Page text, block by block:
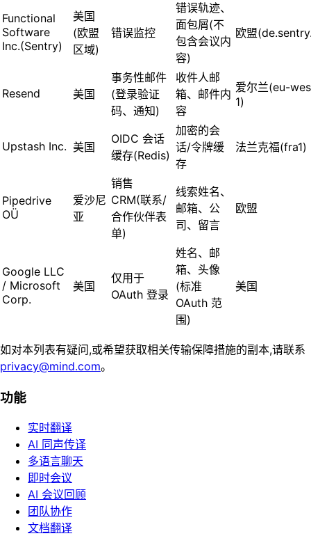
Functional
Software
Inc.(Sentry)
美国
(欧盟
区域)
错误监控
错误轨迹、
面包屑(不
包含会议内
容)
欧盟
Resend 美国
事务性邮件
(登录验证
码、通知)
收件人邮
箱、邮件内
容
爱尔兰(eu-
1)
Upstash Inc. 美国
OIDC 会话
缓存(Redis)
加密的会
话/令牌缓
存
法兰克福(fra1)
Pipedrive
OÜ
爱沙尼
亚
销售
CRM(联系/
合作伙伴表
单)
线索姓名、
邮箱、公
司、留言
欧盟
Google LLC
/ Microsoft
Corp.
美国
仅用于
OAuth 登录
姓名、邮
箱、头像
(标准
OAuth 范
围)
美国
如对本列表有疑问,或希望获取相关传输保障措施的副本,请联系
privacy@mind.com。
功能
实时翻译
AI 同声传译
多语言聊天
即时会议
AI 会议回顾
团队协作
文档翻译